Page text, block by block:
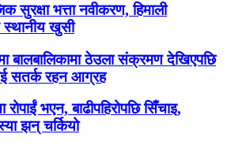
सुरक्षा भत्ता नवीकरण, हिमाली
स्थानीय खुसी
बालबालिकामा ठेउला संक्रमण देखिएपछि
सतर्क रहन आग्रह
भएन, बाढीपहिरोपछि सिँचाइ,
झन् चर्कियो